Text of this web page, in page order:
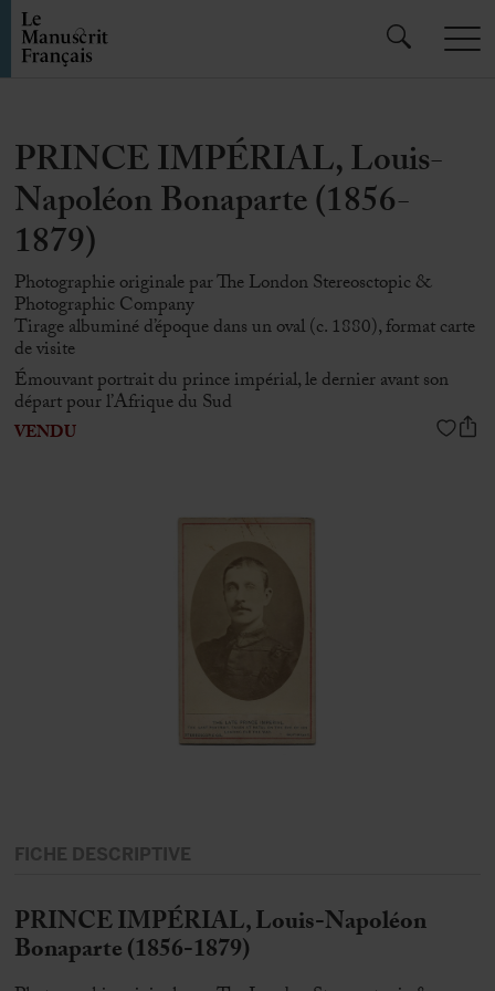
PRINCE IMPÉRIAL, Louis-
Napoléon Bonaparte (1856-
1879)
Photographie originale par The London Stereosctopic &
Photographic Company
Tirage albuminé d’époque dans un oval (c. 1880), format carte
de visite
Émouvant portrait du prince impérial, le dernier avant son
départ pour l’Afrique du Sud
VENDU
FICHE DESCRIPTIVE
PRINCE IMPÉRIAL, Louis-Napoléon
Bonaparte (1856-1879)